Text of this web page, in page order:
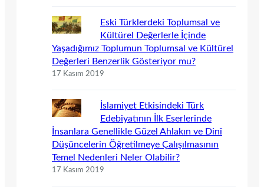
Eski Türklerdeki Toplumsal ve
Kültürel Değerlerle İçinde
Yaşadığımız Toplumun Toplumsal ve Kültürel
Değerleri Benzerlik Gösteriyor mu?
17 Kasım 2019
İslamiyet Etkisindeki Türk
Edebiyatının İlk Eserlerinde
İnsanlara Genellikle Güzel Ahlakın ve Dinî
Düşüncelerin Öğretilmeye Çalışılmasının
Temel Nedenleri Neler Olabilir?
17 Kasım 2019